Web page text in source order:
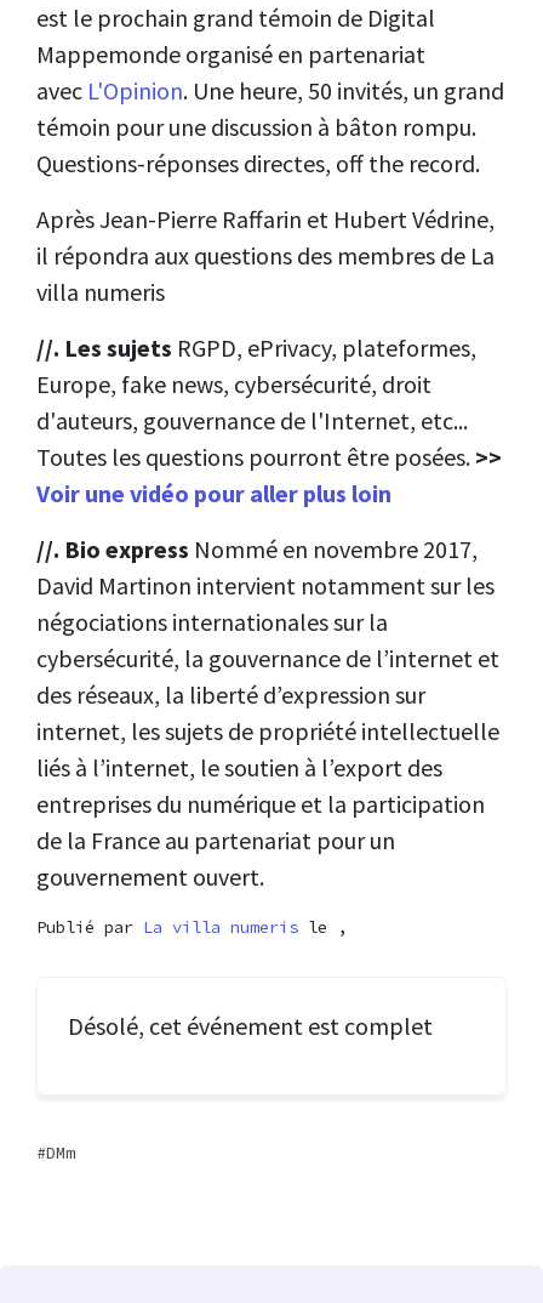
est le prochain grand témoin de Digital
Mappemonde organisé en partenariat
avec L'Opinion. Une heure, 50 invités, un grand
témoin pour une discussion à bâton rompu.
Questions-réponses directes, off the record.
Après Jean-Pierre Raffarin et Hubert Védrine,
il répondra aux questions des membres de La
villa numeris
//. Les sujets RGPD, ePrivacy, plateformes,
Europe, fake news, cybersécurité, droit
d'auteurs, gouvernance de l'Internet, etc...
Toutes les questions pourront être posées. >>
Voir une vidéo pour aller plus loin
//. Bio express Nommé en novembre 2017,
David Martinon intervient notamment sur les
négociations internationales sur la
cybersécurité, la gouvernance de l’internet et
des réseaux, la liberté d’expression sur
internet, les sujets de propriété intellectuelle
liés à l’internet, le soutien à l’export des
entreprises du numérique et la participation
de la France au partenariat pour un
gouvernement ouvert.
Publié par La villa numeris le ,
Désolé, cet événement est complet
DMm